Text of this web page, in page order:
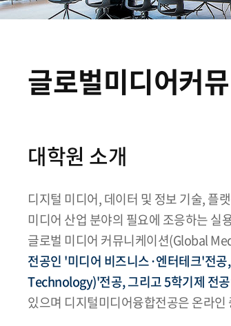
글로벌미디어커
대학원 소개
디지털 미디어, 데이터 및 정보 기술, 플
미디어 산업 분야의 필요에 조응하는 실
글로벌 미디어 커뮤니케이션(Global
전공인 '미디어 비즈니스·엔터테크'전
Technology)'전공, 그리고 5학기제 전
있으며 디지털미디어융합전공은 온라